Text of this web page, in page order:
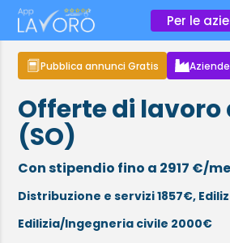
Per le
Pubblica annunci Gratis Aziende
Offerte di lavoro
(SO)
Con stipendio fino a 2917 €/
Distribuzione e servizi 1857€,
Edilizia/Ingegneria civile 2000€